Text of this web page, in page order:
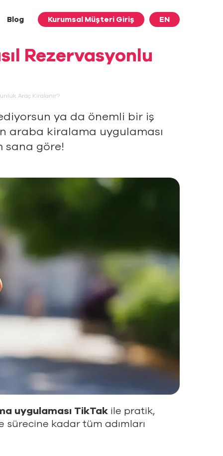
Blog Kurumsal Müşteri Giriş EN
Rezervasyonlu
Araç Kiralanır?
ya da önemli bir iş
araba kiralama uygulaması
sana göre!
uygulaması TikTak ile pratik,
sürecine kadar tüm adımları